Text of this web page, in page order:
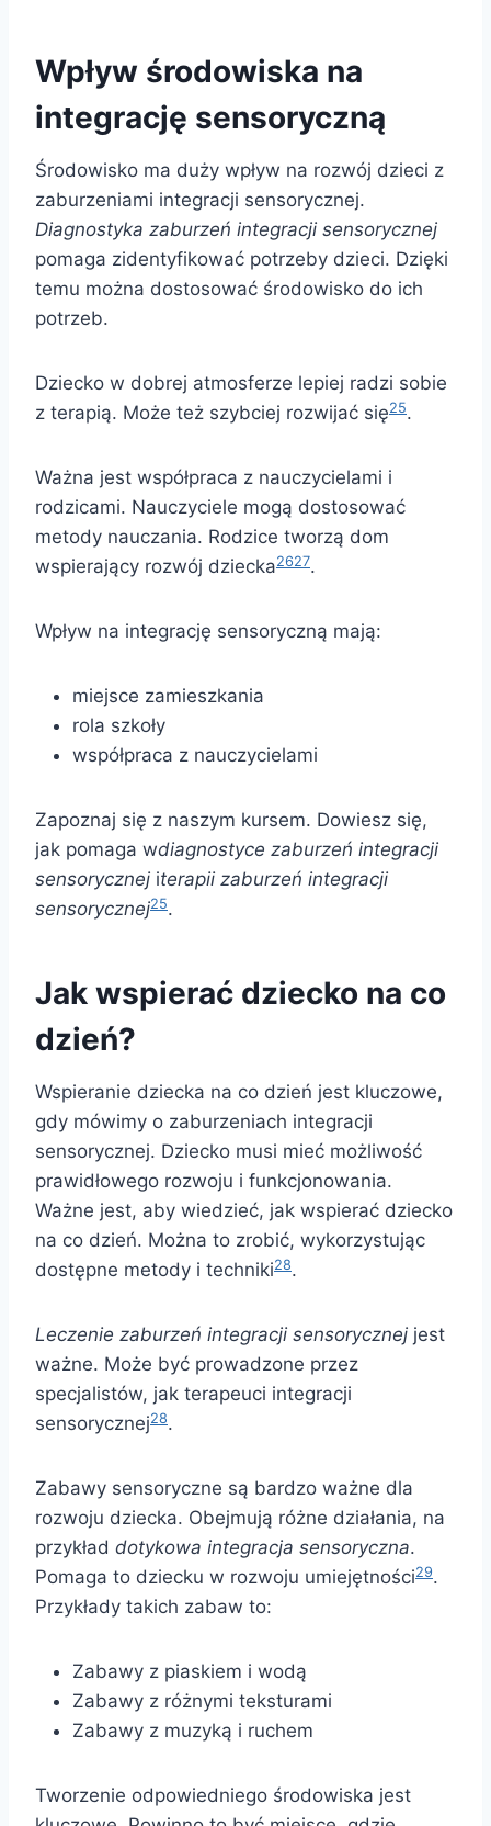
Wpływ środowiska na
integrację sensoryczną
Środowisko ma duży wpływ na rozwój dzieci z
zaburzeniami integracji sensorycznej.
Diagnostyka zaburzeń integracji sensorycznej
pomaga zidentyfikować potrzeby dzieci. Dzięki
temu można dostosować środowisko do ich
potrzeb.
Dziecko w dobrej atmosferze lepiej radzi sobie
z terapią. Może też szybciej rozwijać się25.
Ważna jest współpraca z nauczycielami i
rodzicami. Nauczyciele mogą dostosować
metody nauczania. Rodzice tworzą dom
wspierający rozwój dziecka2627.
Wpływ na integrację sensoryczną mają:
miejsce zamieszkania
rola szkoły
współpraca z nauczycielami
Zapoznaj się z naszym kursem. Dowiesz się,
jak pomaga wdiagnostyce zaburzeń integracji
sensorycznej iterapii zaburzeń integracji
sensorycznej25.
Jak wspierać dziecko na co
dzień?
Wspieranie dziecka na co dzień jest kluczowe,
gdy mówimy o zaburzeniach integracji
sensorycznej. Dziecko musi mieć możliwość
prawidłowego rozwoju i funkcjonowania.
Ważne jest, aby wiedzieć, jak wspierać dziecko
na co dzień. Można to zrobić, wykorzystując
dostępne metody i techniki28.
Leczenie zaburzeń integracji sensorycznej jest
ważne. Może być prowadzone przez
specjalistów, jak terapeuci integracji
sensorycznej28.
Zabawy sensoryczne są bardzo ważne dla
rozwoju dziecka. Obejmują różne działania, na
przykład dotykowa integracja sensoryczna.
Pomaga to dziecku w rozwoju umiejętności29.
Przykłady takich zabaw to:
Zabawy z piaskiem i wodą
Zabawy z różnymi teksturami
Zabawy z muzyką i ruchem
Tworzenie odpowiedniego środowiska jest